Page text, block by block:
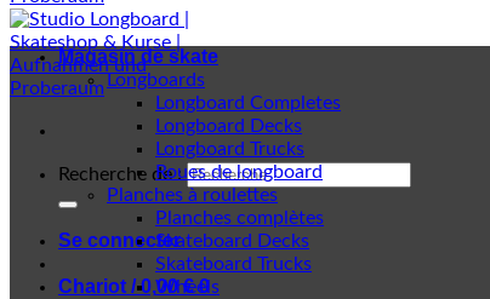
Recherche de :
Se connecter
Chariot /0,00€ 0
Magasin de skate
Longboards
Longboard Completes
Longboard Decks
Longboard Trucks
Roues de longboard
Planches à roulettes
Planches complètes
Skateboard Decks
Skateboard Trucks
Wheels